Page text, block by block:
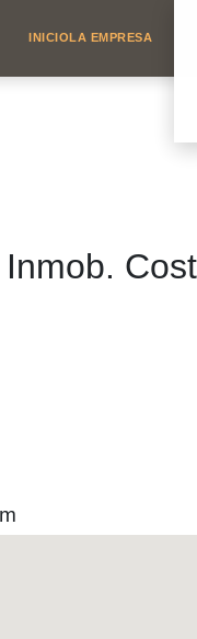
INICIOLA EMPRESA